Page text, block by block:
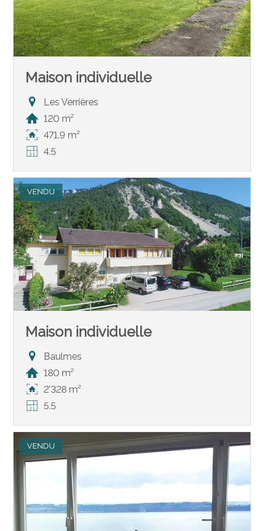
Maison individuelle
Les Verrières
120 m²
471.9 m²
4.5
VENDU
Maison individuelle
Baulmes
180 m²
2'328 m²
5.5
VENDU